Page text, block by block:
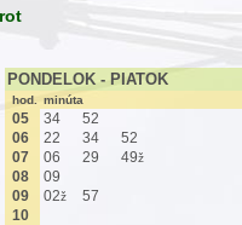
PONDELOK - PIATOK
hod. minúta
05 34
52
06
22 34
52
07
06 29 49ž
08
09
09
02ž
57
10